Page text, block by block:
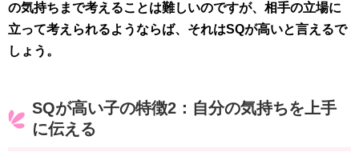
の気持ちまで考えることは難しいのですが、相手の立場に
立って考えられるようならば、それはSQが高いと言えるで
しょう。
SQが高い子の特徴2：自分の気持ちを上手
に伝える